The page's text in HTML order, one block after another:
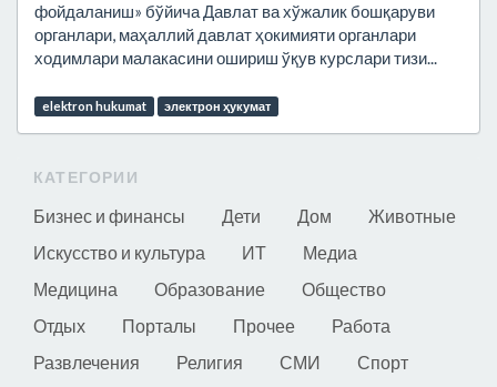
фойдаланиш» бўйича Давлат ва хўжалик бошқаруви
органлари, маҳаллий давлат ҳокимияти органлари
ходимлари малакасини ошириш ўқув курслари тизи...
elektron hukumat электрон ҳукумат
КАТЕГОРИИ
Бизнес и финансы Дети Дом
Животные
Искусство и культура
ИТ
Медиа
Медицина
Образование
Общество
Отдых
Порталы Прочее
Работа
Развлечения
Религия СМИ
Спорт